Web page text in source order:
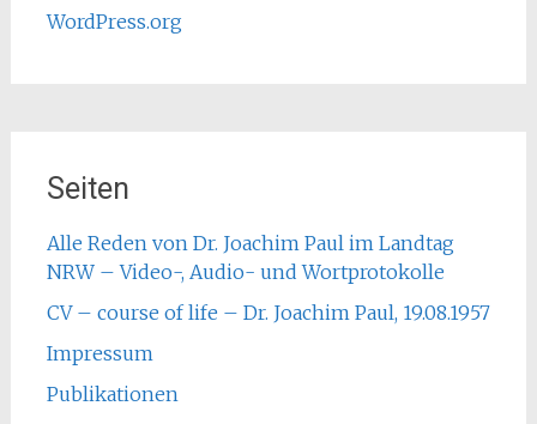
WordPress.org
Seiten
Alle Reden von Dr. Joachim Paul im Landtag
NRW – Video-, Audio- und Wortprotokolle
CV – course of life – Dr. Joachim Paul, 19.08.1957
Impressum
Publikationen